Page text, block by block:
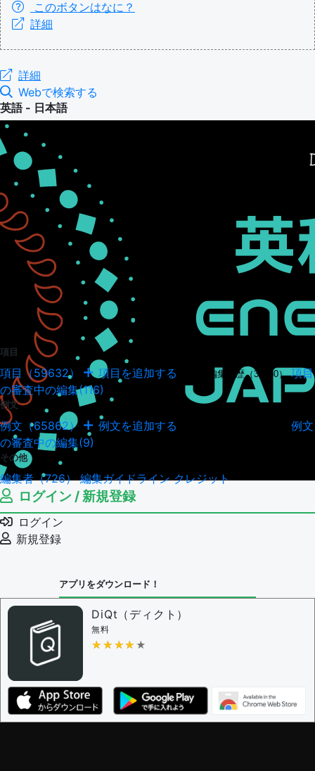
このボタンはなに？
詳細
詳細
Webで検索する
英語 - 日本語
項目
項目（59632） 項目を追加する 項目の編集履歴（34950） 項目
の審査中の編集(116)
例文
例文（65862） 例文を追加する
例文
の審査中の編集(9)
その他
編集者（726）編集ガイドラインクレジット
ログイン / 新規登録
ログイン
新規登録
アプリをダウンロード！
DiQt（ディクト）
無料
★★★★★
★★★★★